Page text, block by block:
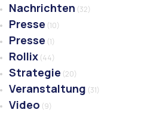
Nachrichten (32)
Presse (10)
Presse (1)
Rollix (44)
Strategie (20)
Veranstaltung (31)
Video (9)